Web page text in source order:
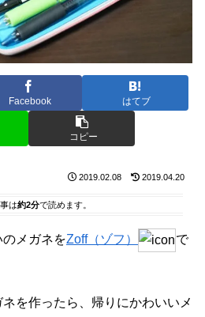
Facebook はてブ
コピー
2019.02.08 2019.04.20
は約2分で読めます。
メガネをZoff（ゾフ）
で
を作ったら、帰りにかわいいメ